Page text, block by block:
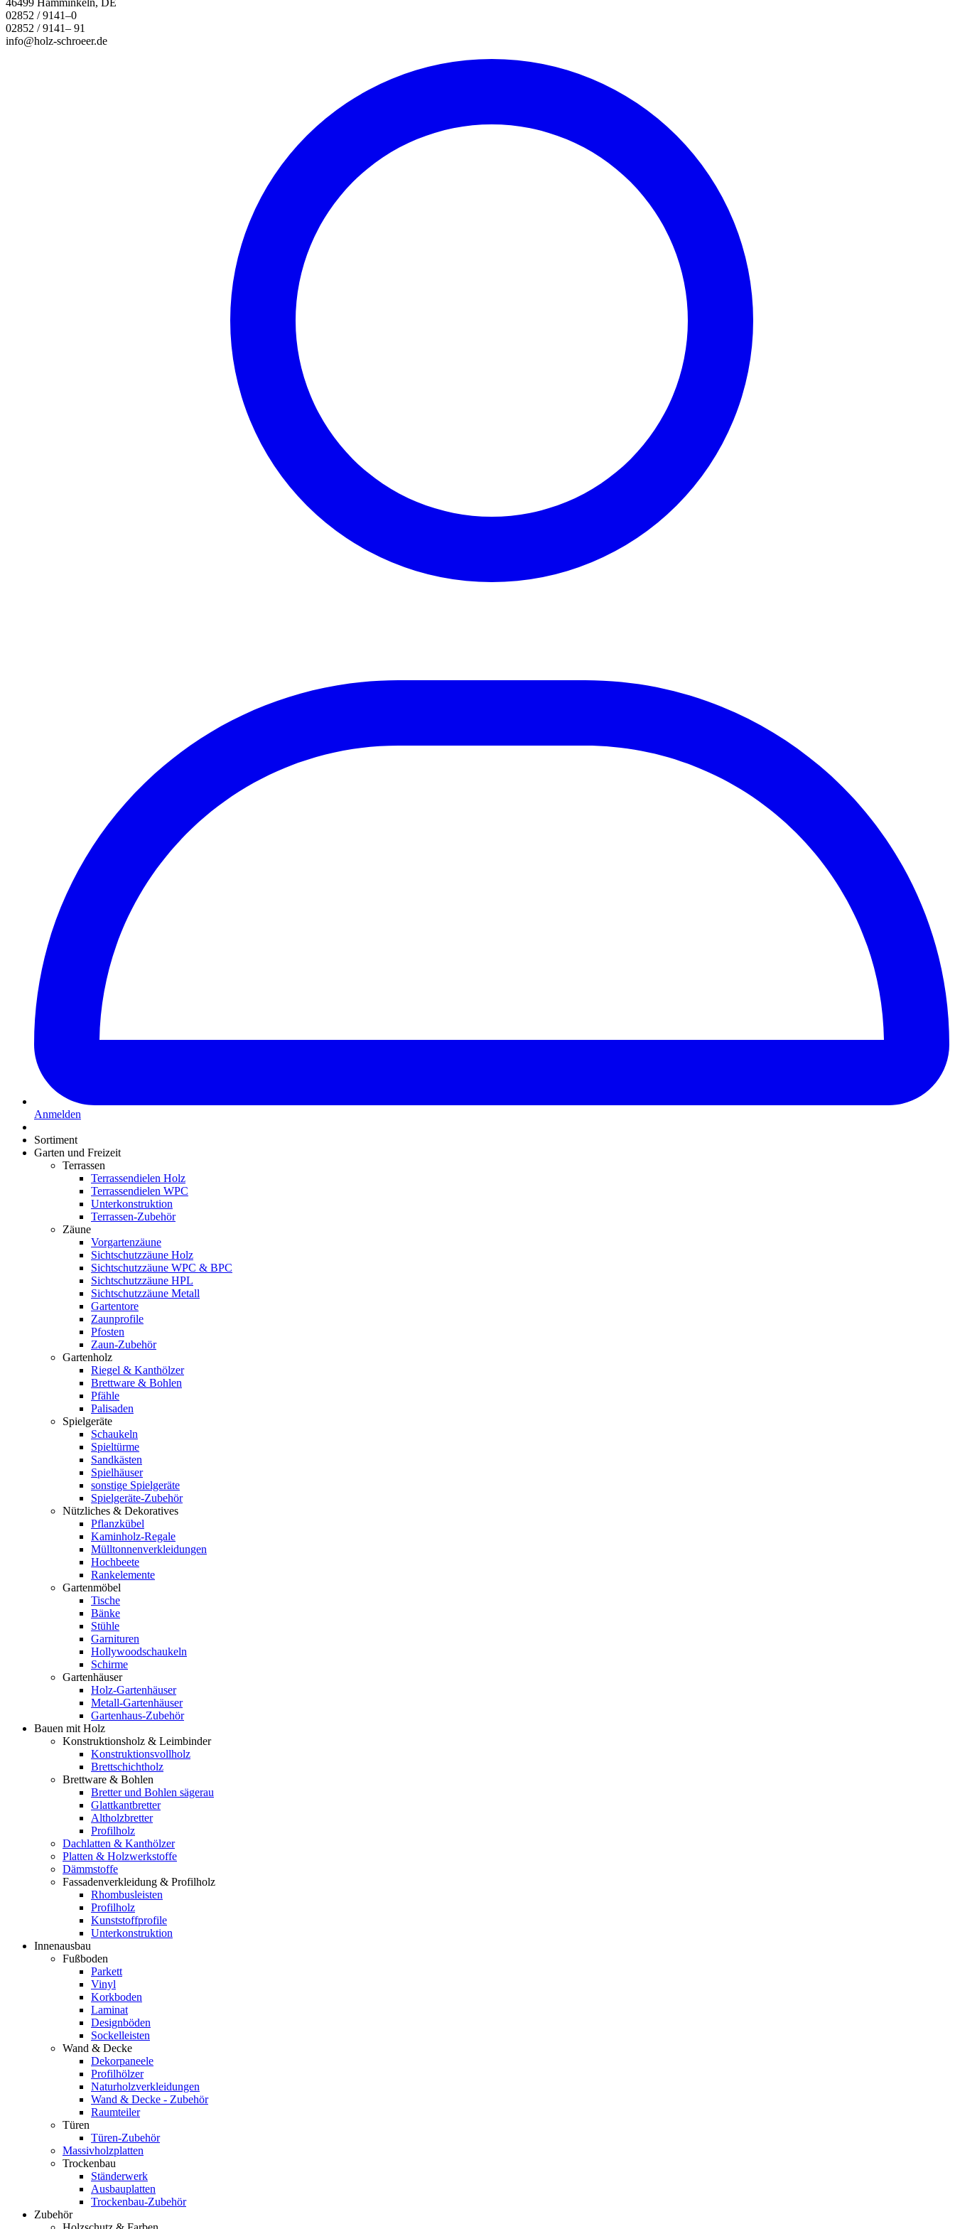
02852 / 9141–0
02852 / 9141– 91
info@holz-schroeer.de
Anmelden
Sortiment
Garten und Freizeit
Terrassen
Terrassendielen Holz
Terrassendielen WPC
Unterkonstruktion
Terrassen-Zubehör
Zäune
Vorgartenzäune
Sichtschutzzäune Holz
Sichtschutzzäune WPC & BPC
Sichtschutzzäune HPL
Sichtschutzzäune Metall
Gartentore
Zaunprofile
Pfosten
Zaun-Zubehör
Gartenholz
Riegel & Kanthölzer
Brettware & Bohlen
Pfähle
Palisaden
Spielgeräte
Schaukeln
Spieltürme
Sandkästen
Spielhäuser
sonstige Spielgeräte
Spielgeräte-Zubehör
Nützliches & Dekoratives
Pflanzkübel
Kaminholz-Regale
Mülltonnenverkleidungen
Hochbeete
Rankelemente
Gartenmöbel
Tische
Bänke
Stühle
Garnituren
Hollywoodschaukeln
Schirme
Gartenhäuser
Holz-Gartenhäuser
Metall-Gartenhäuser
Gartenhaus-Zubehör
Bauen mit Holz
Konstruktionsholz & Leimbinder
Konstruktionsvollholz
Brettschichtholz
Brettware & Bohlen
Bretter und Bohlen sägerau
Glattkantbretter
Altholzbretter
Profilholz
Dachlatten & Kanthölzer
Platten & Holzwerkstoffe
Dämmstoffe
Fassadenverkleidung & Profilholz
Rhombusleisten
Profilholz
Kunststoffprofile
Unterkonstruktion
Innenausbau
Fußboden
Parkett
Vinyl
Korkboden
Laminat
Designböden
Sockelleisten
Wand & Decke
Dekorpaneele
Profilhölzer
Naturholzverkleidungen
Wand & Decke - Zubehör
Raumteiler
Türen
Türen-Zubehör
Massivholzplatten
Trockenbau
Ständerwerk
Ausbauplatten
Trockenbau-Zubehör
Zubehör